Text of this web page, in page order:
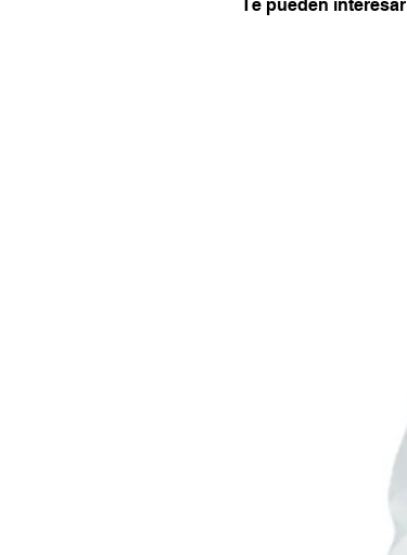
Te pueden interesar